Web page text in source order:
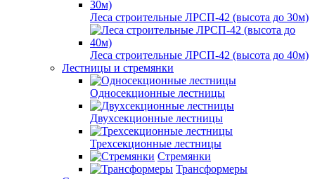
Леса строительные ЛРСП-42 (высота до 30м)
Леса строительные ЛРСП-42 (высота до 40м)
Лестницы и стремянки
Односекционные лестницы
Двухсекционные лестницы
Трехсекционные лестницы
Стремянки
Трансформеры